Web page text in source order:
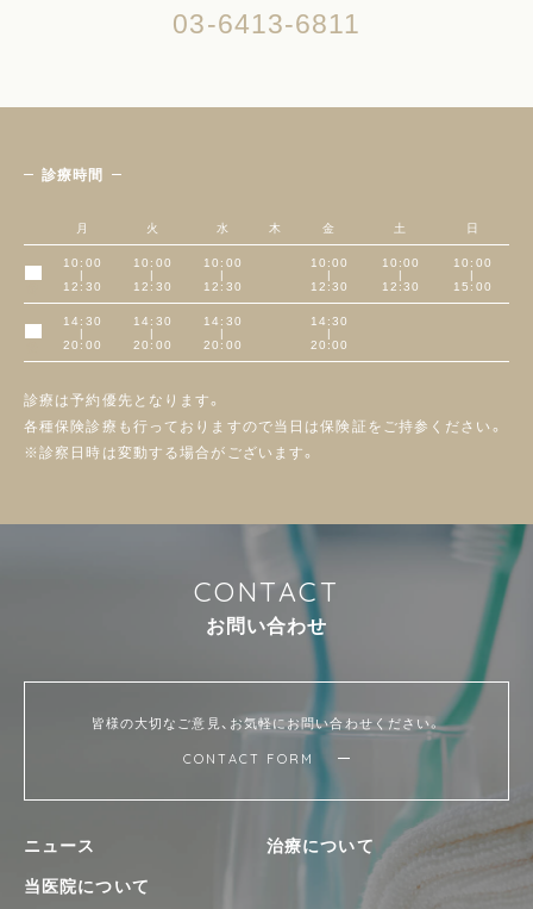
03-6413-6811
診療時間
月 火 水 木 金 土 日
10:00
|
12:30
10:00
|
12:30
10:00
|
12:30
10:00
|
12:30
10:00
|
12:30
10:00
|
15:00
14:30
|
20:00
14:30
|
20:00
14:30
|
20:00
14:30
|
20:00
診療は予約優先となります。
各種保険診療も行っておりますので当日は保険証をご持参ください。
※診察日時は変動する場合がございます。
CONTACT
お問い合わせ
皆様の大切なご意見、お気軽にお問い合わせください。
CONTACT FORM
ニュース
当医院について
治療について